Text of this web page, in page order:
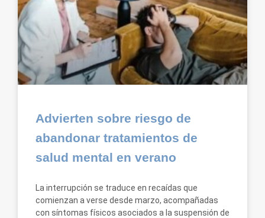
Advierten sobre riesgo de
abandonar tratamientos de
salud mental en verano
La interrupción se traduce en recaídas que
comienzan a verse desde marzo, acompañadas
con síntomas físicos asociados a la suspensión de